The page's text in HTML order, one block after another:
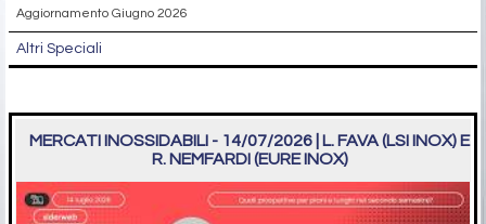
Aggiornamento Giugno 2026
Altri Speciali
MERCATI INOSSIDABILI - 14/07/2026 | L. FAVA (LSI INOX) E
R. NEMFARDI (EURE INOX)